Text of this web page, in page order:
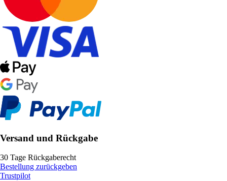
Versand und Rückgabe
30 Tage Rückgaberecht
Bestellung zurückgeben
Trustpilot